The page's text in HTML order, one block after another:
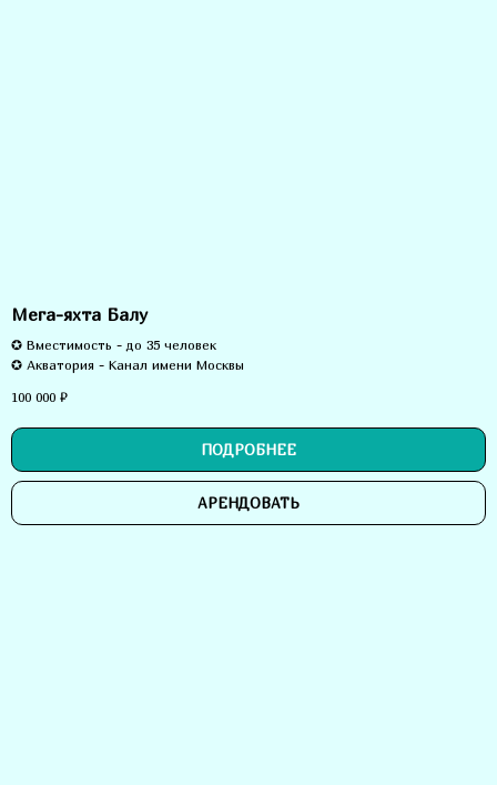
Мега-яхта Балу
✪ Вместимость - до 35 человек
✪ Акватория - Канал имени Москвы
100 000 ₽
ПОДРОБНЕЕ
АРЕНДОВАТЬ